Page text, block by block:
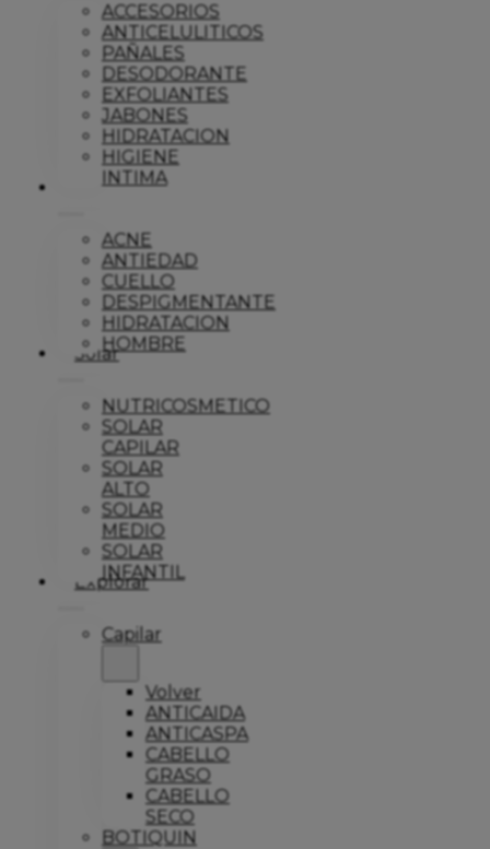
ACCESORIOS
ANTICELULITICOS
PAÑALES
DESODORANTE
EXFOLIANTES
JABONES
HIDRATACION
HIGIENE
INTIMA
Dermo
ACNE
ANTIEDAD
CUELLO
DESPIGMENTANTE
HIDRATACION
HOMBRE
Solar
NUTRICOSMETICO
SOLAR
CAPILAR
SOLAR
ALTO
SOLAR
MEDIO
SOLAR
INFANTIL
Explorar
Capilar
Volver
ANTICAIDA
ANTICASPA
CABELLO
GRASO
CABELLO
SECO
BOTIQUIN